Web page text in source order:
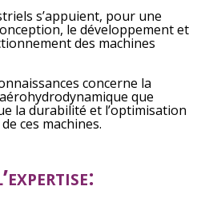
s’appuient, pour une
le développement et
des machines
concerne la
que
la durabilité et l’optimisation
ces machines.